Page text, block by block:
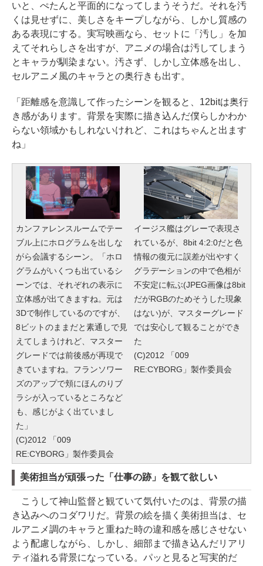
いと、ぺたんと平面的になってしまうそうだ。それを汚
くは見せずに、美しさをキープしながら、しかし質感の
ある表現にする。実写映画なら、セットに「汚し」を加
えてそれらしさを出すが、アニメの場合は汚してしまう
とキャラが馴染まない。汚さず、しかし立体感を出し、
セルアニメ風のキャラとの奥行きも出す。
「距離感を意識して作ったシーンを観ると、12bitは奥行
き感があります。背景を実際に描き込んだ僕らしかわか
らない領域かもしれないけれど、これはちゃんと出ます
ね」
カンファレンスルームでテー
ブル上にホログラムを出しな
がら会議するシーン。「ホロ
グラムがいくつも出ているシ
ーンでは、それぞれの表示に
立体感が出てきますね。元は
3Dで制作しているのですが、
8ビットのままだと素通しで見
えてしまうけれど、マスター
グレードでは前後感が再現で
きていますね。フランソワー
ズのアップで頬にほんのりブ
ラシが入っているところなど
も、感じがよく出ていまし
た」
(C)2012 「009
RE:CYBORG」製作委員会
イージス艦はグレーで表現さ
れているが、8bit 4:2:0だと色
情報の復元に誤差が出やすく
グラデーションの中で色相が
不安定に転ぶ(JPEG画像は8bit
だがRGBのためそうした現象
はない)が、マスターグレード
では安心して観ることができ
た
(C)2012 「009
RE:CYBORG」製作委員会
美術担当が頑張った「仕事の跡」を観て欲しい
こうして神山監督と観ていて気付いたのは、背景の描
き込みへのコダワリだ。背景の絵を描く美術担当は、セ
ルアニメ調のキャラと重ねた時の違和感を感じさせない
よう配慮しながら、しかし、細部まで描き込んだリアリ
ティ溢れる背景になっている。パッと見ると写実的だ